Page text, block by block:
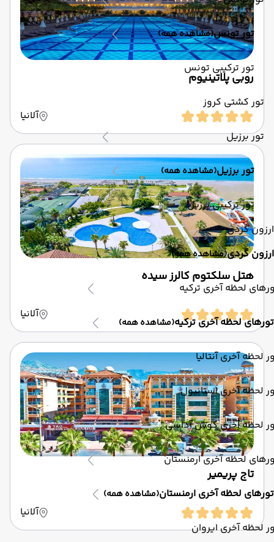
تور تونس(مشاهده همه)
تور ترکیبی تونس
تور کشتی کروز
تور برزیل
تور برزیل(مشاهده همه)
تور ترکیبی برزیل
ارزون گردی
ارزون گردی(مشاهده همه)
لحظه آخری ترکیه
تورهای لحظه آخری ترکیه(مشاهده همه)
لحظه آخری آنتالیا
لحظه آخری استانبول
لحظه آخری کوش آداسی
لحظه آخری ارمنستان
تورهای لحظه آخری ارمنستان(مشاهده همه)
لحظه آخری ایروان
روبی پلاتینیوم
آلانیا
هتل سلکتوم کالرز سیده
آلانیا
تاج پریمیر
آلانیا